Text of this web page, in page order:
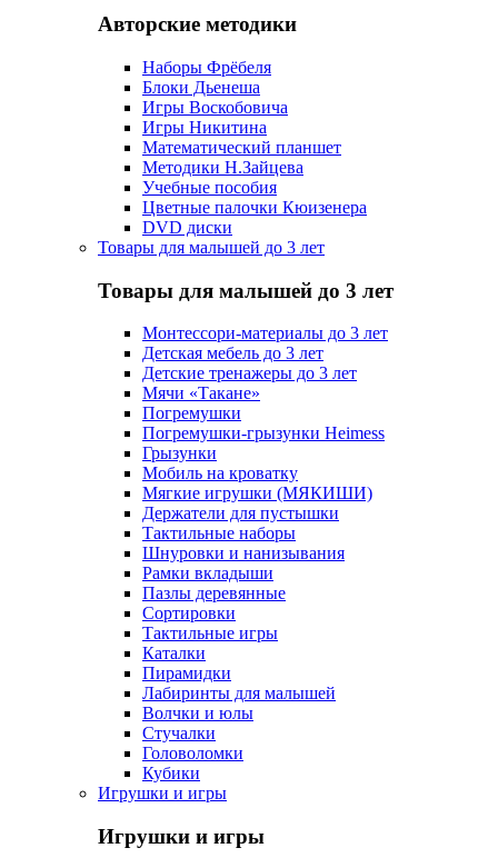
Авторские методики
Наборы Фрёбеля
Блоки Дьенеша
Игры Воскобовича
Игры Никитина
Математический планшет
Методики Н.Зайцева
Учебные пособия
Цветные палочки Кюизенера
DVD диски
Товары для малышей до 3 лет
Товары для малышей до 3 лет
Монтессори-материалы до 3 лет
Детская мебель до 3 лет
Детские тренажеры до 3 лет
Мячи «Такане»
Погремушки
Погремушки-грызунки Heimess
Грызунки
Мобиль на кроватку
Мягкие игрушки (МЯКИШИ)
Держатели для пустышки
Тактильные наборы
Шнуровки и нанизывания
Рамки вкладыши
Пазлы деревянные
Сортировки
Тактильные игры
Каталки
Пирамидки
Лабиринты для малышей
Волчки и юлы
Стучалки
Головоломки
Кубики
Игрушки и игры
Игрушки и игры